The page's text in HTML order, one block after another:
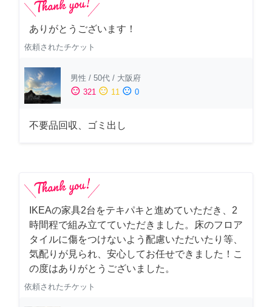
ありがとうございます！
依頼されたチケット
男性 / 50代 / 大阪府
sentiment_satisfied 321 sentiment_neutral 11 sentiment_dissatisfied 0
不要品回収、ゴミ出し
IKEAの家具2台をテキパキと進めていただき、2
時間程で組み立てていただきました。床のフロア
タイルに傷をつけないよう配慮いただいたり等、
気配りが見られ、安心してお任せできました！こ
の度はありがとうございました。
依頼されたチケット